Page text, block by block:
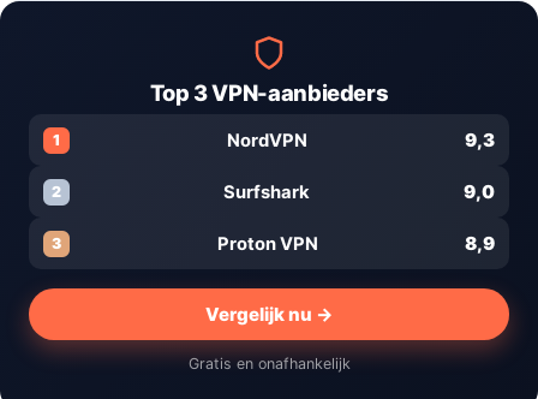
Top 3 VPN-aanbieders
1 NordVPN 9,3
2 Surfshark 9,0
3 Proton VPN 8,9
Vergelijk nu →
Gratis en onafhankelijk